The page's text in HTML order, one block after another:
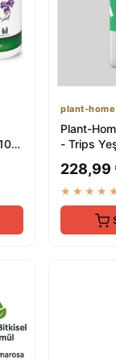
plant-home
Plant-
- Trips
Çözüm
228,99
★★★★★